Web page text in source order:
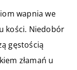
wapnia we
kości. Niedobór
gęstością
złamań u